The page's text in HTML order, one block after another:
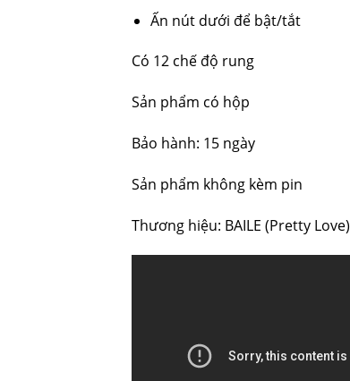
Ấn nút dưới để bật/tắt
Có 12 chế độ rung
Sản phẩm có hộp
Bảo hành: 15 ngày
Sản phẩm không kèm pin
Thương hiệu: BAILE (Pretty Love)